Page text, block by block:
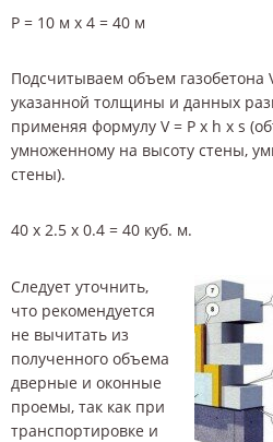
P = 10 м x 4 = 40 м
Подсчитываем объем газобетона
указанной толщины и данных
применяя формулу V = P x h x s
умноженному на высоту стены,
стены).
40 x 2.5 x 0.4 = 40 куб. м.
Следует уточнить,
что рекомендуется
не вычитать из
полученного объема
дверные и оконные
проемы, так как при
транспортировке и